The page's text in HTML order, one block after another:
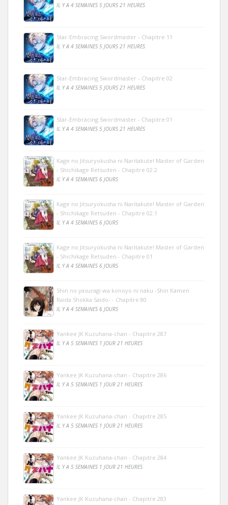
IL Y A 4 SEMAINES 5 JOURS 21 HEURES
Star-Embracing Swordmaster - Chapitre 11
IL Y A 4 SEMAINES 5 JOURS 21 HEURES
Star-Embracing Swordmaster - Chapitre 02
IL Y A 4 SEMAINES 5 JOURS 21 HEURES
Star-Embracing Swordmaster - Chapitre 01
IL Y A 4 SEMAINES 5 JOURS 21 HEURES
Kage no Jitsuryokusha ni Naritakute! Master of Garden
- Shichikage Retsuden - Chapitre 02.2
IL Y A 4 SEMAINES 6 JOURS
Kage no Jitsuryokusha ni Naritakute! Master of Garden
- Shichikage Retsuden - Chapitre 02.1
IL Y A 4 SEMAINES 6 JOURS
Kage no Jitsuryokusha ni Naritakute! Master of Garden
- Shichikage Retsuden - Chapitre 01
IL Y A 4 SEMAINES 6 JOURS
Shin no yasuragi wa konoyo ni naku -Shin Kamen
Raida Shokka Saido- - Chapitre 80
IL Y A 4 SEMAINES 6 JOURS
Yankee JK Kuzuhana-chan - Chapitre 287
IL Y A 5 SEMAINES 1 JOUR 21 HEURES
Yankee JK Kuzuhana-chan - Chapitre 286
IL Y A 5 SEMAINES 1 JOUR 21 HEURES
Yankee JK Kuzuhana-chan - Chapitre 285
IL Y A 5 SEMAINES 1 JOUR 21 HEURES
Yankee JK Kuzuhana-chan - Chapitre 284
IL Y A 5 SEMAINES 1 JOUR 21 HEURES
Yankee JK Kuzuhana-chan - Chapitre 283